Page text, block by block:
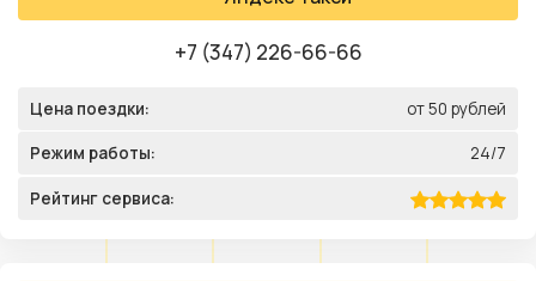
+7 (347) 226-66-66
Цена поездки: от 50 рублей
Режим работы: 24/7
Рейтинг сервиса: